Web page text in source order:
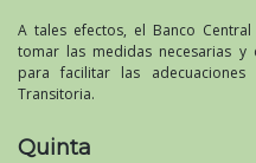
A tales efectos, el Banco
tomar las medidas necesarias y
para facilitar las
Transitoria.
Quinta